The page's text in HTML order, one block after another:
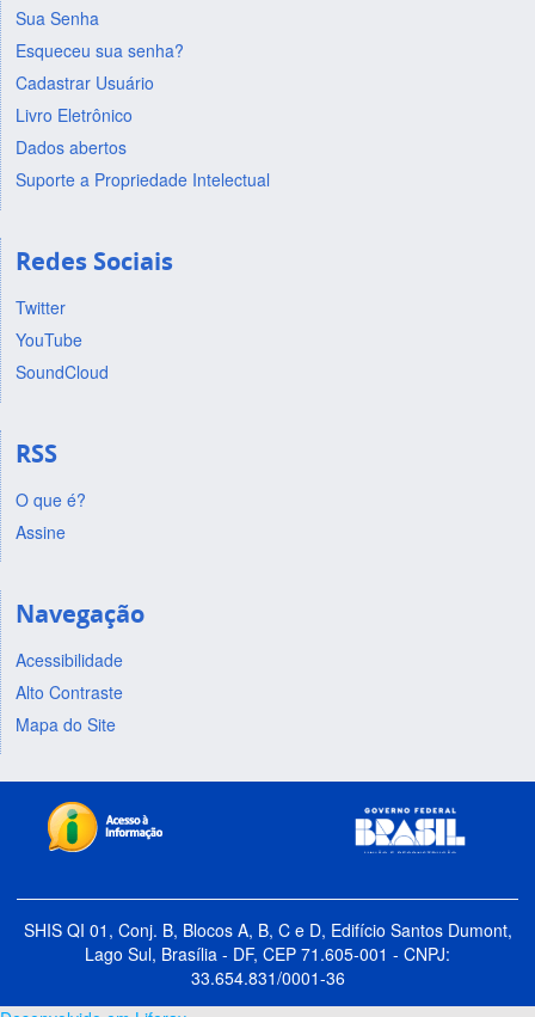
Sua Senha
Esqueceu sua senha?
Cadastrar Usuário
Livro Eletrônico
Dados abertos
Suporte a Propriedade Intelectual
Redes Sociais
Twitter
YouTube
SoundCloud
RSS
O que é?
Assine
Navegação
Acessibilidade
Alto Contraste
Mapa do Site
SHIS QI 01, Conj. B, Blocos A, B, C e D, Edifício Santos Dumont,
Lago Sul, Brasília - DF, CEP 71.605-001 - CNPJ:
33.654.831/0001-36